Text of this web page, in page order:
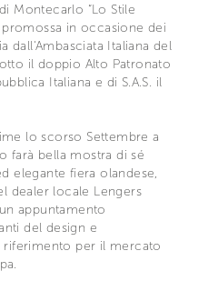
Montecarlo “Lo Stile
in occasione dei
dall'Ambasciata Italiana del
il doppio Alto Patronato
Italiana e di S.A.S. il
lo scorso Settembre a
farà bella mostra di sé
elegante fiera olandese,
dealer locale Lengers
appuntamento
del design e
riferimento per il mercato